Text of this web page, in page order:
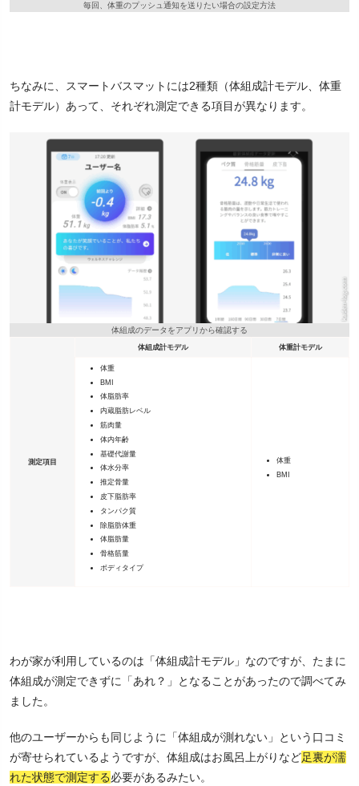
毎回、体重のプッシュ通知を送りたい場合の設定方法
ちなみに、スマートバスマットには2種類（体組成計モデル、体重
計モデル）あって、それぞれ測定できる項目が異なります。
体組成のデータをアプリから確認する
測定項目
体組成計モデル 体重計モデル
体重
BMI
体脂肪率
内蔵脂肪レベル
筋肉量
体内年齢
基礎代謝量
体水分率
推定骨量
皮下脂肪率
タンパク質
除脂肪体重
体脂肪量
骨格筋量
ボディタイプ
体重
BMI
わが家が利用しているのは「体組成計モデル」なのですが、たまに
体組成が測定できずに「あれ？」となることがあったので調べてみ
ました。
他のユーザーからも同じように「体組成が測れない」という口コミ
が寄せられているようですが、体組成はお風呂上がりなど足裏が濡
れた状態で測定する必要があるみたい。